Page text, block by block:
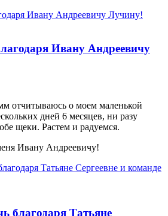
Ивану Андреевичу
отчитываюсь о моем маленькой
дней 6 месяцев, ни разу
щеки. Растем и радуемся.
Ивану Андреевичу!
благодаря Татьяне